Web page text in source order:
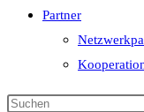
Partner
Diese